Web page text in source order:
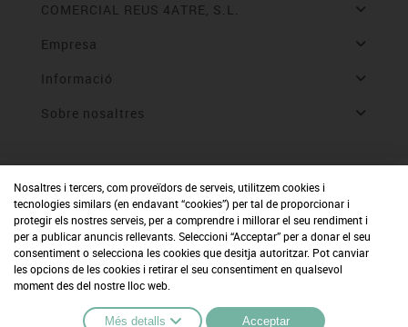
COMERCIAL REUS 4ATRE, S.L.
Empresa
Informació
Sobre nosaltres
Nosaltres i tercers, com proveïdors de serveis, utilitzem cookies i
tecnologies similars (en endavant “cookies”) per tal de proporcionar i
protegir els nostres serveis, per a comprendre i millorar el seu rendiment i
per a publicar anuncis rellevants. Seleccioni “Acceptar” per a donar el seu
consentiment o selecciona les cookies que desitja autoritzar. Pot canviar
les opcions de les cookies i retirar el seu consentiment en qualsevol
moment des del nostre lloc web.
Més detalls Acceptar